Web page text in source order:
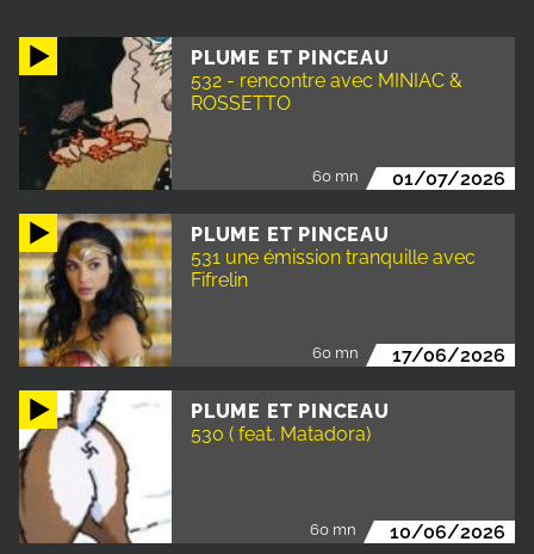
PLUME ET PINCEAU
532 - rencontre avec MINIAC &
ROSSETTO
60 mn 01/07/2026
PLUME ET PINCEAU
531 une émission tranquille avec
Fifrelin
60 mn 17/06/2026
PLUME ET PINCEAU
530 ( feat. Matadora)
60 mn 10/06/2026